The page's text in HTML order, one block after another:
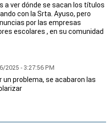
a ver dónde se sacan los títulos
con la Srta. Ayuso, pero
por las empresas
escolares , en su comunidad
2025 - 3:27:56 PM
un problema, se acabaron las